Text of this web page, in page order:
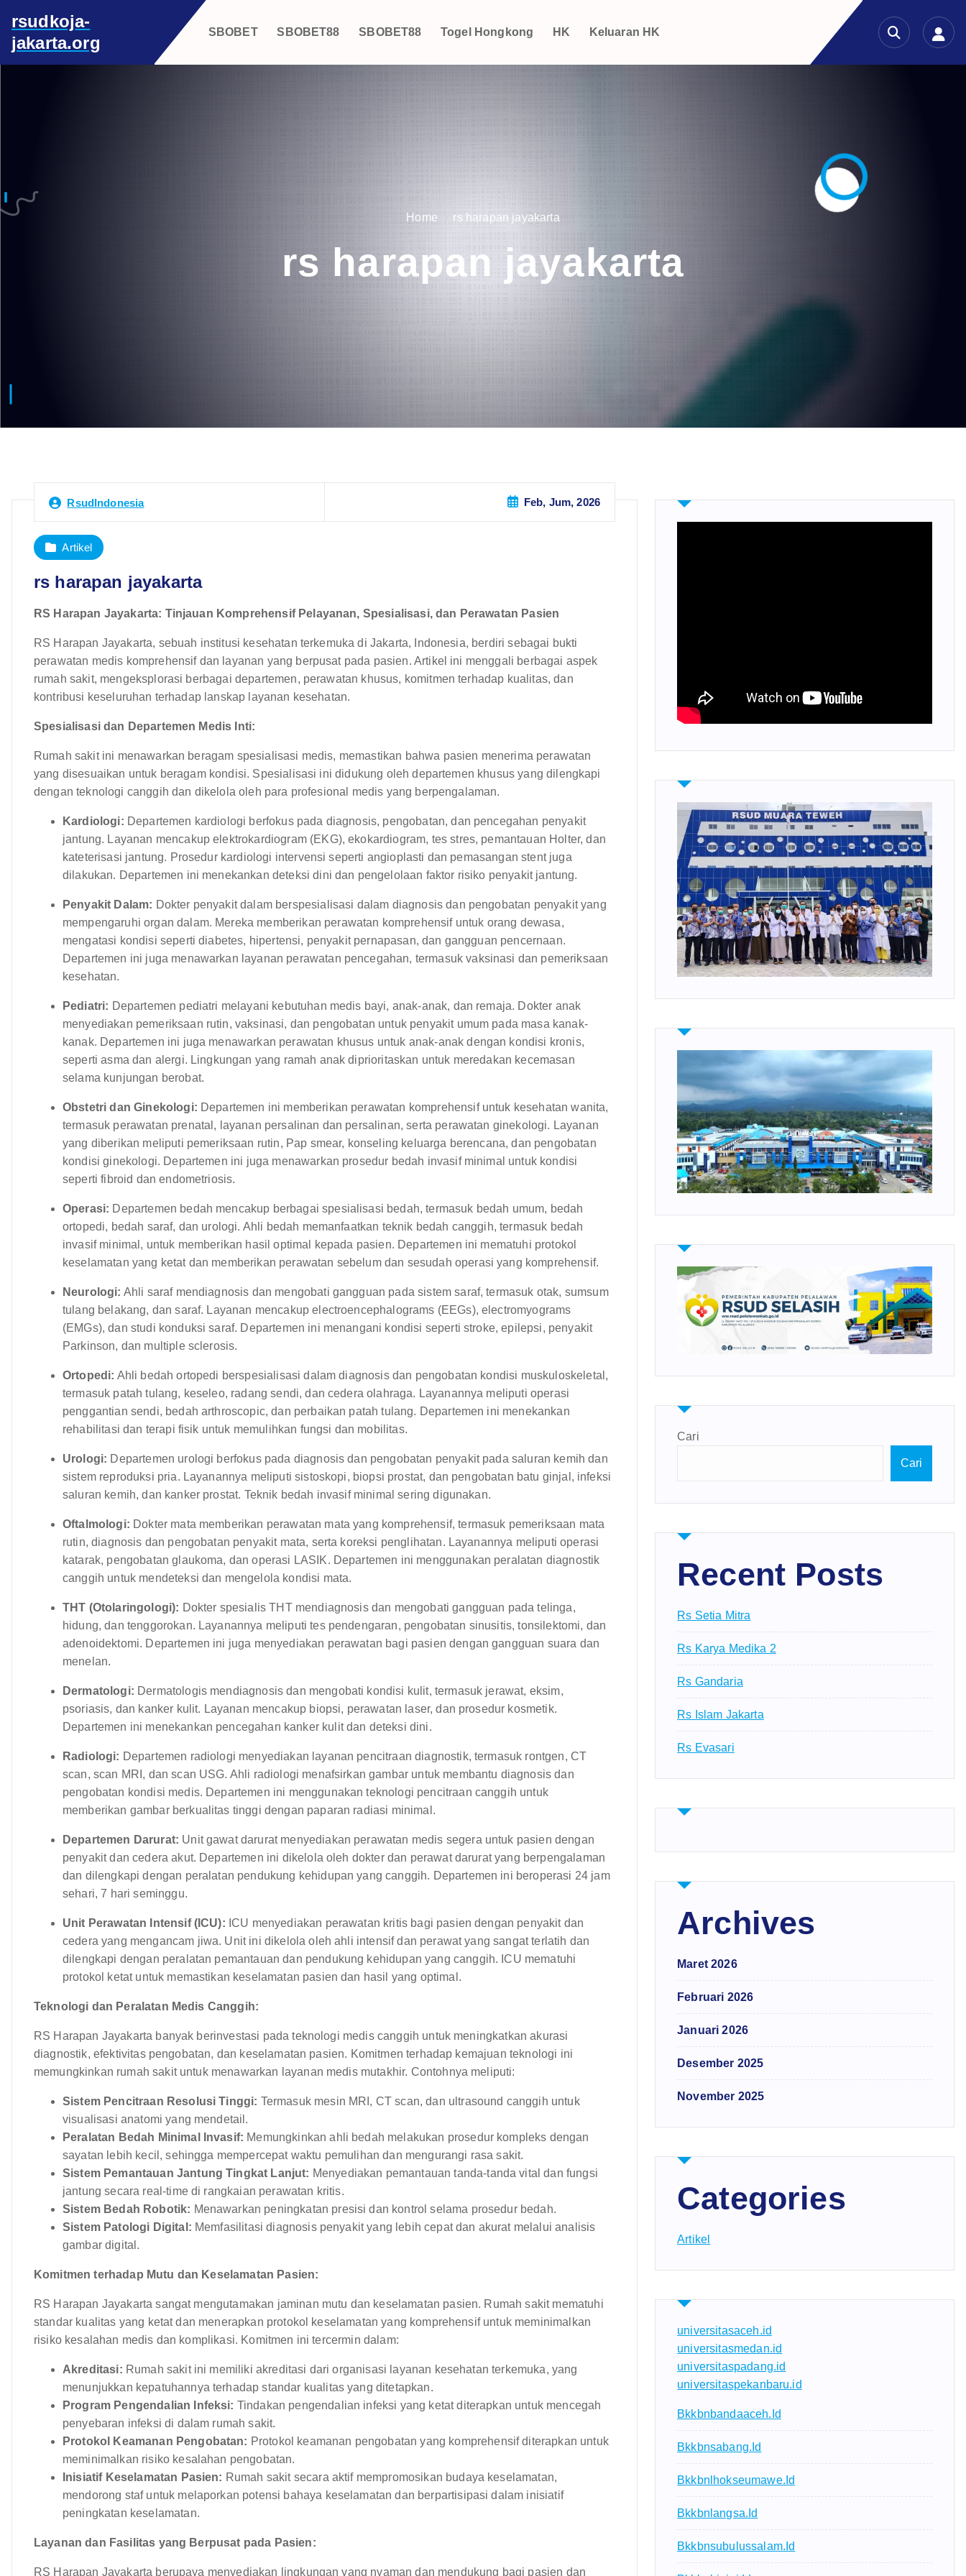
p
n
rsudkoja-
jakarta.org
SBOBET SBOBET88 SBOBET88 Togel Hongkong HK Keluaran HK
Home rs harapan jayakarta
rs harapan jayakarta
RsudIndonesia Feb, Jum, 2026
Artikel
rs harapan jayakarta
RS Harapan Jayakarta: Tinjauan Komprehensif Pelayanan, Spesialisasi, dan Perawatan Pasien
RS Harapan Jayakarta, sebuah institusi kesehatan terkemuka di Jakarta, Indonesia, berdiri sebagai bukti
perawatan medis komprehensif dan layanan yang berpusat pada pasien. Artikel ini menggali berbagai aspek
rumah sakit, mengeksplorasi berbagai departemen, perawatan khusus, komitmen terhadap kualitas, dan
kontribusi keseluruhan terhadap lanskap layanan kesehatan.
Spesialisasi dan Departemen Medis Inti:
Rumah sakit ini menawarkan beragam spesialisasi medis, memastikan bahwa pasien menerima perawatan
yang disesuaikan untuk beragam kondisi. Spesialisasi ini didukung oleh departemen khusus yang dilengkapi
dengan teknologi canggih dan dikelola oleh para profesional medis yang berpengalaman.
Kardiologi: Departemen kardiologi berfokus pada diagnosis, pengobatan, dan pencegahan penyakit
jantung. Layanan mencakup elektrokardiogram (EKG), ekokardiogram, tes stres, pemantauan Holter, dan
kateterisasi jantung. Prosedur kardiologi intervensi seperti angioplasti dan pemasangan stent juga
dilakukan. Departemen ini menekankan deteksi dini dan pengelolaan faktor risiko penyakit jantung.
Penyakit Dalam: Dokter penyakit dalam berspesialisasi dalam diagnosis dan pengobatan penyakit yang
mempengaruhi organ dalam. Mereka memberikan perawatan komprehensif untuk orang dewasa,
mengatasi kondisi seperti diabetes, hipertensi, penyakit pernapasan, dan gangguan pencernaan.
Departemen ini juga menawarkan layanan perawatan pencegahan, termasuk vaksinasi dan pemeriksaan
kesehatan.
Pediatri: Departemen pediatri melayani kebutuhan medis bayi, anak-anak, dan remaja. Dokter anak
menyediakan pemeriksaan rutin, vaksinasi, dan pengobatan untuk penyakit umum pada masa kanak-
kanak. Departemen ini juga menawarkan perawatan khusus untuk anak-anak dengan kondisi kronis,
seperti asma dan alergi. Lingkungan yang ramah anak diprioritaskan untuk meredakan kecemasan
selama kunjungan berobat.
Obstetri dan Ginekologi: Departemen ini memberikan perawatan komprehensif untuk kesehatan wanita,
termasuk perawatan prenatal, layanan persalinan dan persalinan, serta perawatan ginekologi. Layanan
yang diberikan meliputi pemeriksaan rutin, Pap smear, konseling keluarga berencana, dan pengobatan
kondisi ginekologi. Departemen ini juga menawarkan prosedur bedah invasif minimal untuk kondisi
seperti fibroid dan endometriosis.
Operasi: Departemen bedah mencakup berbagai spesialisasi bedah, termasuk bedah umum, bedah
ortopedi, bedah saraf, dan urologi. Ahli bedah memanfaatkan teknik bedah canggih, termasuk bedah
invasif minimal, untuk memberikan hasil optimal kepada pasien. Departemen ini mematuhi protokol
keselamatan yang ketat dan memberikan perawatan sebelum dan sesudah operasi yang komprehensif.
Neurologi: Ahli saraf mendiagnosis dan mengobati gangguan pada sistem saraf, termasuk otak, sumsum
tulang belakang, dan saraf. Layanan mencakup electroencephalograms (EEGs), electromyograms
(EMGs), dan studi konduksi saraf. Departemen ini menangani kondisi seperti stroke, epilepsi, penyakit
Parkinson, dan multiple sclerosis.
Ortopedi: Ahli bedah ortopedi berspesialisasi dalam diagnosis dan pengobatan kondisi muskuloskeletal,
termasuk patah tulang, keseleo, radang sendi, dan cedera olahraga. Layanannya meliputi operasi
penggantian sendi, bedah arthroscopic, dan perbaikan patah tulang. Departemen ini menekankan
rehabilitasi dan terapi fisik untuk memulihkan fungsi dan mobilitas.
Urologi: Departemen urologi berfokus pada diagnosis dan pengobatan penyakit pada saluran kemih dan
sistem reproduksi pria. Layanannya meliputi sistoskopi, biopsi prostat, dan pengobatan batu ginjal, infeksi
saluran kemih, dan kanker prostat. Teknik bedah invasif minimal sering digunakan.
Oftalmologi: Dokter mata memberikan perawatan mata yang komprehensif, termasuk pemeriksaan mata
rutin, diagnosis dan pengobatan penyakit mata, serta koreksi penglihatan. Layanannya meliputi operasi
katarak, pengobatan glaukoma, dan operasi LASIK. Departemen ini menggunakan peralatan diagnostik
canggih untuk mendeteksi dan mengelola kondisi mata.
THT (Otolaringologi): Dokter spesialis THT mendiagnosis dan mengobati gangguan pada telinga,
hidung, dan tenggorokan. Layanannya meliputi tes pendengaran, pengobatan sinusitis, tonsilektomi, dan
adenoidektomi. Departemen ini juga menyediakan perawatan bagi pasien dengan gangguan suara dan
menelan.
Dermatologi: Dermatologis mendiagnosis dan mengobati kondisi kulit, termasuk jerawat, eksim,
psoriasis, dan kanker kulit. Layanan mencakup biopsi, perawatan laser, dan prosedur kosmetik.
Departemen ini menekankan pencegahan kanker kulit dan deteksi dini.
Radiologi: Departemen radiologi menyediakan layanan pencitraan diagnostik, termasuk rontgen, CT
scan, scan MRI, dan scan USG. Ahli radiologi menafsirkan gambar untuk membantu diagnosis dan
pengobatan kondisi medis. Departemen ini menggunakan teknologi pencitraan canggih untuk
memberikan gambar berkualitas tinggi dengan paparan radiasi minimal.
Departemen Darurat: Unit gawat darurat menyediakan perawatan medis segera untuk pasien dengan
penyakit dan cedera akut. Departemen ini dikelola oleh dokter dan perawat darurat yang berpengalaman
dan dilengkapi dengan peralatan pendukung kehidupan yang canggih. Departemen ini beroperasi 24 jam
sehari, 7 hari seminggu.
Unit Perawatan Intensif (ICU): ICU menyediakan perawatan kritis bagi pasien dengan penyakit dan
cedera yang mengancam jiwa. Unit ini dikelola oleh ahli intensif dan perawat yang sangat terlatih dan
dilengkapi dengan peralatan pemantauan dan pendukung kehidupan yang canggih. ICU mematuhi
protokol ketat untuk memastikan keselamatan pasien dan hasil yang optimal.
Teknologi dan Peralatan Medis Canggih:
RS Harapan Jayakarta banyak berinvestasi pada teknologi medis canggih untuk meningkatkan akurasi
diagnostik, efektivitas pengobatan, dan keselamatan pasien. Komitmen terhadap kemajuan teknologi ini
memungkinkan rumah sakit untuk menawarkan layanan medis mutakhir. Contohnya meliputi:
Sistem Pencitraan Resolusi Tinggi: Termasuk mesin MRI, CT scan, dan ultrasound canggih untuk
visualisasi anatomi yang mendetail.
Peralatan Bedah Minimal Invasif: Memungkinkan ahli bedah melakukan prosedur kompleks dengan
sayatan lebih kecil, sehingga mempercepat waktu pemulihan dan mengurangi rasa sakit.
Sistem Pemantauan Jantung Tingkat Lanjut: Menyediakan pemantauan tanda-tanda vital dan fungsi
jantung secara real-time di rangkaian perawatan kritis.
Sistem Bedah Robotik: Menawarkan peningkatan presisi dan kontrol selama prosedur bedah.
Sistem Patologi Digital: Memfasilitasi diagnosis penyakit yang lebih cepat dan akurat melalui analisis
gambar digital.
Komitmen terhadap Mutu dan Keselamatan Pasien:
RS Harapan Jayakarta sangat mengutamakan jaminan mutu dan keselamatan pasien. Rumah sakit mematuhi
standar kualitas yang ketat dan menerapkan protokol keselamatan yang komprehensif untuk meminimalkan
risiko kesalahan medis dan komplikasi. Komitmen ini tercermin dalam:
Akreditasi: Rumah sakit ini memiliki akreditasi dari organisasi layanan kesehatan terkemuka, yang
menunjukkan kepatuhannya terhadap standar kualitas yang ditetapkan.
Program Pengendalian Infeksi: Tindakan pengendalian infeksi yang ketat diterapkan untuk mencegah
penyebaran infeksi di dalam rumah sakit.
Protokol Keamanan Pengobatan: Protokol keamanan pengobatan yang komprehensif diterapkan untuk
meminimalkan risiko kesalahan pengobatan.
Inisiatif Keselamatan Pasien: Rumah sakit secara aktif mempromosikan budaya keselamatan,
mendorong staf untuk melaporkan potensi bahaya keselamatan dan berpartisipasi dalam inisiatif
peningkatan keselamatan.
Layanan dan Fasilitas yang Berpusat pada Pasien:
RS Harapan Jayakarta berupaya menyediakan lingkungan yang nyaman dan mendukung bagi pasien dan
Cari
Cari
Recent Posts
Rs Setia Mitra
Rs Karya Medika 2
Rs Gandaria
Rs Islam Jakarta
Rs Evasari
Archives
Maret 2026
Februari 2026
Januari 2026
Desember 2025
November 2025
Categories
Artikel
universitasaceh.id
universitasmedan.id
universitaspadang.id
universitaspekanbaru.id
Bkkbnbandaaceh.id
Bkkbnsabang.id
Bkkbnlhokseumawe.id
Bkkbnlangsa.id
Bkkbnsubulussalam.id